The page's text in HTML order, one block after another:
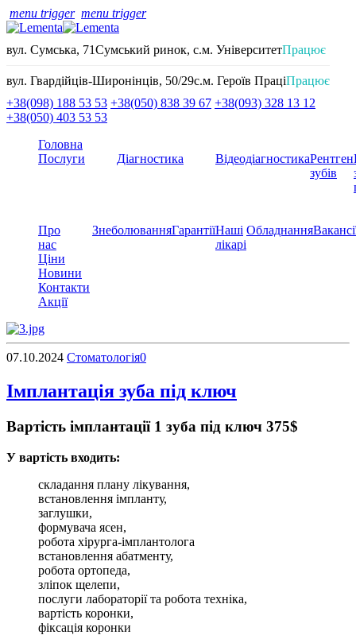
menu trigger menu trigger
вул. Сумська, 71Сумський ринок, с.м. УніверситетПрацює
вул. Гвардійців-Широнінців, 50/29с.м. Героїв ПраціПрацює
+38(098) 188 53 53 +38(050) 838 39 67 +38(093) 328 13 12
+38(050) 403 53 53
Головна
Послуги
Діагностика ВідеодіагностикаРентген
зубів
Про
нас
ЗнеболюванняГарантіїНаші
лікарі
Обладнання
Ціни
Новини
Контакти
Акції
07.10.2024 Стоматологія0
Імплантація зуба під ключ
Вартість імплантації 1 зуба під ключ 375$
У вартість входить:
складання плану лікування,
встановлення імпланту,
заглушки,
формувача ясен,
робота хірурга-імплантолога
встановлення абатменту,
робота ортопеда,
зліпок щелепи,
послуги лабораторії та робота техніка,
вартість коронки,
фіксація коронки